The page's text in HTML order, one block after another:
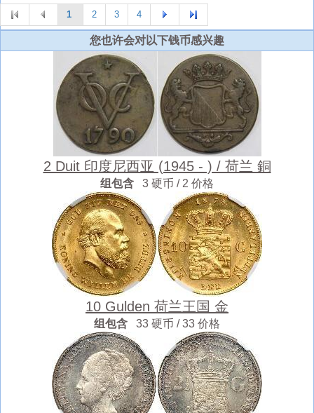
1 2 3 4
您也许会对以下钱币感兴趣
2 Duit 印度尼西亚 (1945 - ) / 荷兰 銅
组包含 3 硬币 / 2 价格
10 Gulden 荷兰王国 金
组包含 33 硬币 / 33 价格